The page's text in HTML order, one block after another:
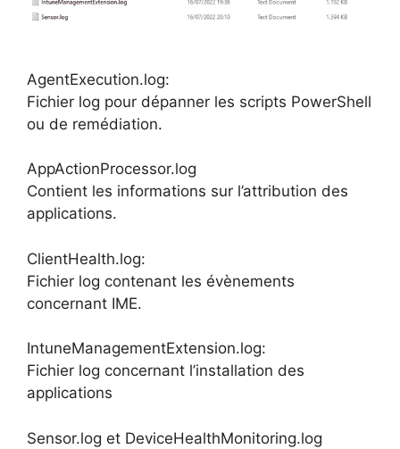
AgentExecution.log:
Fichier log pour dépanner les scripts PowerShell
ou de remédiation.
AppActionProcessor.log
Contient les informations sur l’attribution des
applications.
ClientHealth.log:
Fichier log contenant les évènements
concernant IME.
IntuneManagementExtension.log:
Fichier log concernant l’installation des
applications
Sensor.log et DeviceHealthMonitoring.log